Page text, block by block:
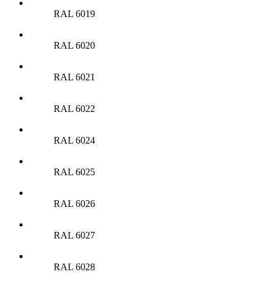
RAL 6019
RAL 6020
RAL 6021
RAL 6022
RAL 6024
RAL 6025
RAL 6026
RAL 6027
RAL 6028